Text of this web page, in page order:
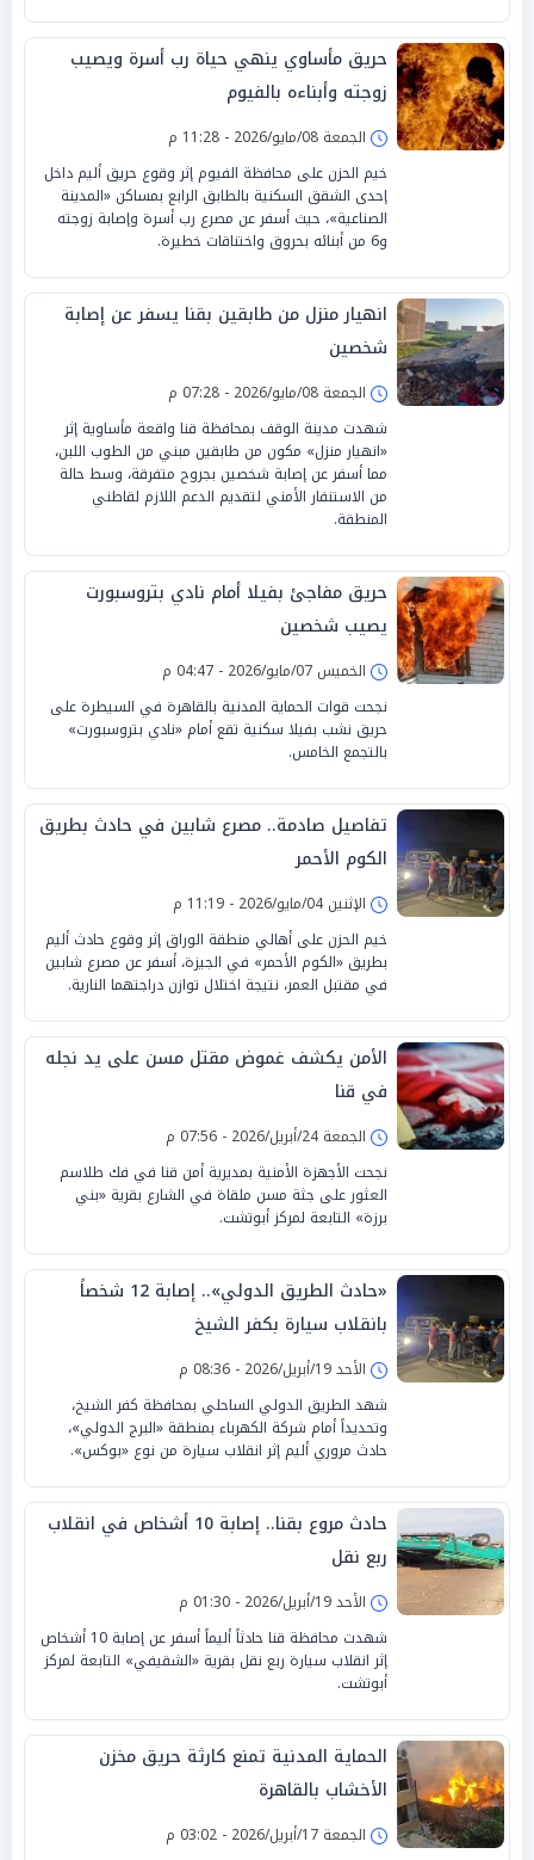
حريق مأساوي ينهي حياة رب أسرة ويصيب
زوجته وأبناءه بالفيوم
الجمعة 08/مايو/2026 - 11:28 م
خيم الحزن على محافظة الفيوم إثر وقوع حريق أليم داخل
إحدى الشقق السكنية بالطابق الرابع بمساكن «المدينة
الصناعية»، حيث أسفر عن مصرع رب أسرة وإصابة زوجته
و6 من أبنائه بحروق واختناقات خطيرة.
انهيار منزل من طابقين بقنا يسفر عن إصابة
شخصين
الجمعة 08/مايو/2026 - 07:28 م
شهدت مدينة الوقف بمحافظة قنا واقعة مأساوية إثر
«انهيار منزل» مكون من طابقين مبني من الطوب اللبن،
مما أسفر عن إصابة شخصين بجروح متفرقة، وسط حالة
من الاستنفار الأمني لتقديم الدعم اللازم لقاطني
المنطقة.
حريق مفاجئ بفيلا أمام نادي بتروسبورت
يصيب شخصين
الخميس 07/مايو/2026 - 04:47 م
نجحت قوات الحماية المدنية بالقاهرة في السيطرة على
حريق نشب بفيلا سكنية تقع أمام «نادي بتروسبورت»
بالتجمع الخامس.
تفاصيل صادمة.. مصرع شابين في حادث بطريق
الكوم الأحمر
الإثنين 04/مايو/2026 - 11:19 م
خيم الحزن على أهالي منطقة الوراق إثر وقوع حادث أليم
بطريق «الكوم الأحمر» في الجيزة، أسفر عن مصرع شابين
في مقتبل العمر، نتيجة اختلال توازن دراجتهما النارية.
الأمن يكشف غموض مقتل مسن على يد نجله
في قنا
الجمعة 24/أبريل/2026 - 07:56 م
نجحت الأجهزة الأمنية بمديرية أمن قنا في فك طلاسم
العثور على جثة مسن ملقاة في الشارع بقرية «بني
برزة» التابعة لمركز أبوتشت.
«حادث الطريق الدولي».. إصابة 12 شخصاً
بانقلاب سيارة بكفر الشيخ
الأحد 19/أبريل/2026 - 08:36 م
شهد الطريق الدولي الساحلي بمحافظة كفر الشيخ،
وتحديداً أمام شركة الكهرباء بمنطقة «البرج الدولي»،
حادث مروري أليم إثر انقلاب سيارة من نوع «بوكس».
حادث مروع بقنا.. إصابة 10 أشخاص في انقلاب
ربع نقل
الأحد 19/أبريل/2026 - 01:30 م
شهدت محافظة قنا حادثاً أليماً أسفر عن إصابة 10 أشخاص
إثر انقلاب سيارة ربع نقل بقرية «الشقيفي» التابعة لمركز
أبوتشت.
الحماية المدنية تمنع كارثة حريق مخزن
الأخشاب بالقاهرة
الجمعة 17/أبريل/2026 - 03:02 م